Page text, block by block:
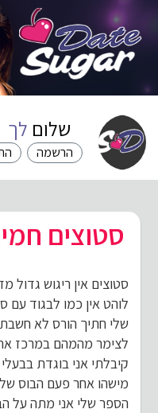
שלום לך
הרשמה
סטוצים
סטוצים אין ריגוש
לוהט אין כמו לבגוד עם
שלי חתיך הורס לא
לצימר מהמהם במרכז את
קיבלתי אני בוגדת
מישהו אחר פעם הבוס
הספר שלי אני מתה על